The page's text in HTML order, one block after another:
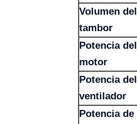
Volumen del
tambor
Potencia del
motor
Potencia del
ventilador
Potencia de